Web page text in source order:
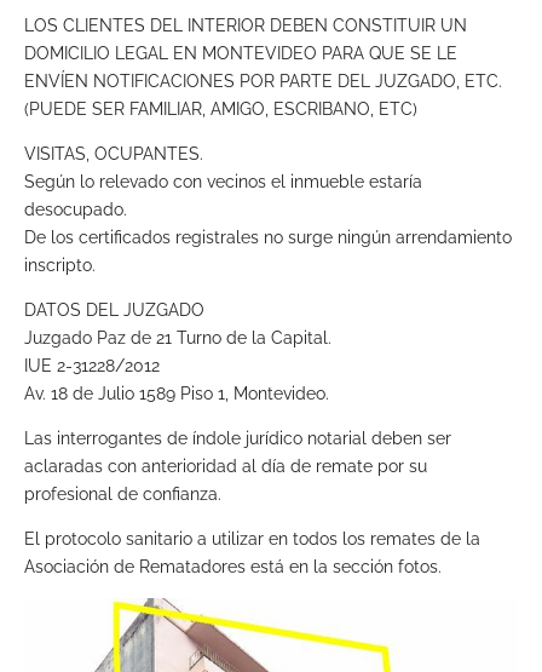
LOS CLIENTES DEL INTERIOR DEBEN CONSTITUIR UN
DOMICILIO LEGAL EN MONTEVIDEO PARA QUE SE LE
ENVÍEN NOTIFICACIONES POR PARTE DEL JUZGADO, ETC.
(PUEDE SER FAMILIAR, AMIGO, ESCRIBANO, ETC)
VISITAS, OCUPANTES.
Según lo relevado con vecinos el inmueble estaría
desocupado.
De los certificados registrales no surge ningún arrendamiento
inscripto.
DATOS DEL JUZGADO
Juzgado Paz de 21 Turno de la Capital.
IUE 2-31228/2012
Av. 18 de Julio 1589 Piso 1, Montevideo.
Las interrogantes de índole jurídico notarial deben ser
aclaradas con anterioridad al día de remate por su
profesional de confianza.
El protocolo sanitario a utilizar en todos los remates de la
Asociación de Rematadores está en la sección fotos.